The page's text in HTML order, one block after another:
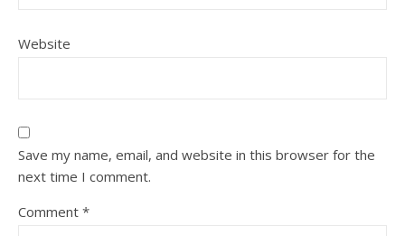
Website
Save my name, email, and website in this browser for the
next time I comment.
Comment *